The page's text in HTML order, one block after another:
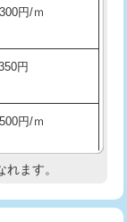
円
円
円
円
円
円
円
円
円/ｍ
円
円/ｍ
調査
ます。